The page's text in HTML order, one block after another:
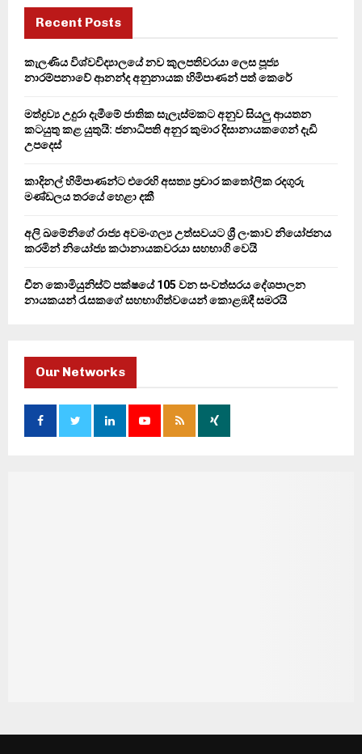
f
r
H
Recent Posts
කැලණිය විශ්වවිද්‍යාලයේ නව කුලපතිවරයා ලෙස පූජ්‍ය
නාරම්පනාවේ ආනන්ද අනුනායක හිමිපාණන් පත් කෙරේ
මත්ද්‍රව්‍ය උදුරා දැමීමේ ජාතික සැලැස්මකට අනුව සියලු ආයතන
කටයුතු කළ යුතුයි: ජනාධිපති අනුර කුමාර දිසානායකගෙන් දැඩි
උපදෙස්
කාදිනල් හිමිපාණන්ට එරෙහි අසත්‍ය ප්‍රචාර කතෝලික රදගුරු
මණ්ඩලය තරයේ හෙළා දකී
අලි ඛමේනිගේ රාජ්‍ය අවමංගල්‍ය උත්සවයට ශ්‍රී ලංකාව නියෝජනය
කරමින් නියෝජ්‍ය කථානායකවරයා සහභාගි වෙයි
චීන කොමියුනිස්ට් පක්ෂයේ 105 වන සංවත්සරය දේශපාලන
නායකයන් රැසකගේ සහභාගිත්වයෙන් කොළඹදී සමරයි
Our Networks